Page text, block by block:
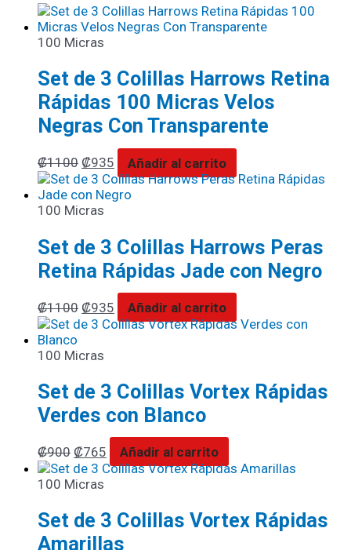
100 Micras
Set de 3 Colillas Harrows Retina
Rápidas 100 Micras Velos
Negras Con Transparente
₡1100 ₡935 Añadir al carrito
100 Micras
Set de 3 Colillas Harrows Peras
Retina Rápidas Jade con Negro
₡1100 ₡935 Añadir al carrito
100 Micras
Set de 3 Colillas Vortex Rápidas
Verdes con Blanco
₡900 ₡765 Añadir al carrito
100 Micras
Set de 3 Colillas Vortex Rápidas
Amarillas